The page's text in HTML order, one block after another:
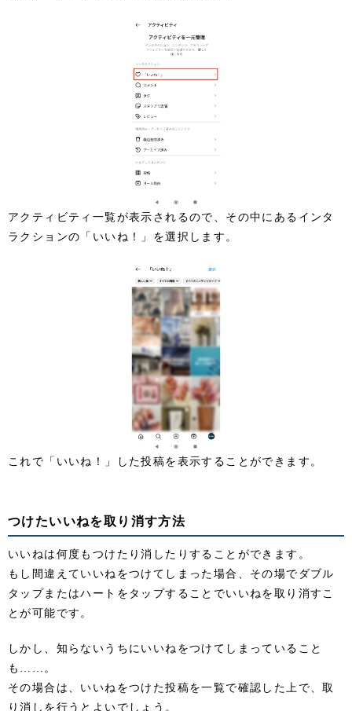
アクティビティ一覧が表示されるので、その中にあるインタ
ラクションの「いいね！」を選択します。
これで「いいね！」した投稿を表示することができます。
つけたいいねを取り消す方法
いいねは何度もつけたり消したりすることができます。
もし間違えていいねをつけてしまった場合、その場でダブル
タップまたはハートをタップすることでいいねを取り消すこ
とが可能です。
しかし、知らないうちにいいねをつけてしまっていること
も……。
その場合は、いいねをつけた投稿を一覧で確認した上で、取
り消しを行うとよいでしょう。